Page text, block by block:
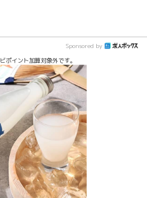
Sponsored by
ポイント加算対象外です。